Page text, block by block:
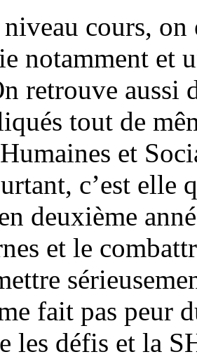
cours,
notamment et
retrouve aussi
tout de
et
c’est elle
deuxième
et le
fait pas peur
les défis et la